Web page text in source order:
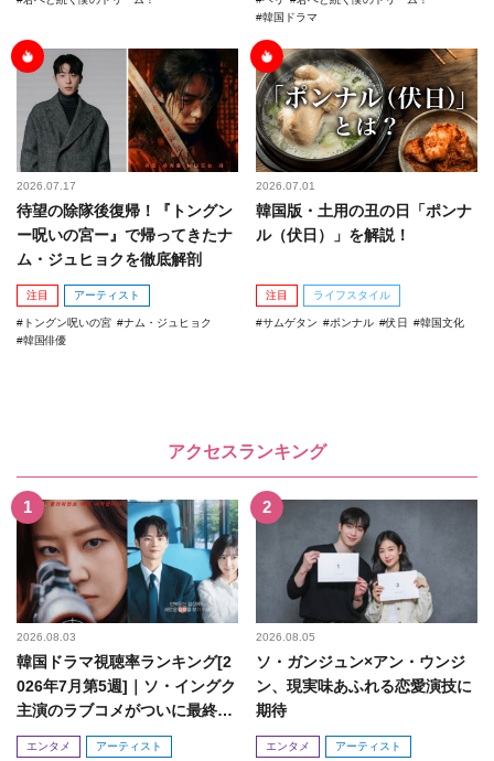
韓国ドラマ
2026.07.17
待望の除隊後復帰！『トングン
ー呪いの宮ー』で帰ってきたナ
ム・ジュヒョクを徹底解剖
注目 アーティスト
トングン呪いの宮
ナム・ジュヒョク
韓国俳優
2026.07.01
韓国版・土用の丑の日「ポンナ
ル（伏日）」を解説！
注目 ライフスタイル
サムゲタン ポンナル 伏日 韓国文化
アクセスランキング
2026.08.03
韓国ドラマ視聴率ランキング[2
026年7月第5週]｜ソ・イングク
主演のラブコメがついに最終
回！
エンタメ アーティスト
2026.08.05
ソ・ガンジュン×アン・ウンジ
ン、現実味あふれる恋愛演技に
期待
エンタメ アーティスト